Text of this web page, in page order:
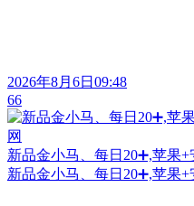
2026年8月6日09:48
66
新品金小马、每日20➕,苹果+
新品金小马、每日20➕,苹果+